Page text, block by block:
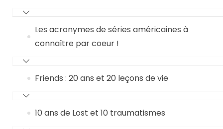
Les acronymes de séries américaines à
connaître par coeur !
Friends : 20 ans et 20 leçons de vie
10 ans de Lost et 10 traumatismes